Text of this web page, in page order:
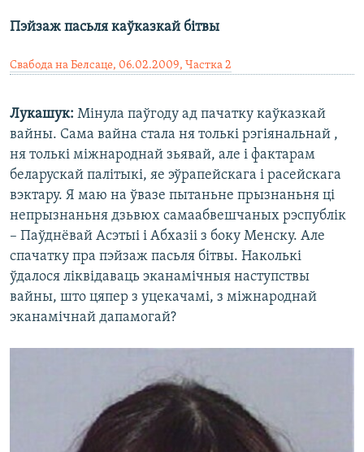
Пэйзаж пасьля каўказкай бітвы
Свабода на Белсаце, 06.02.2009, Частка 2
Лукашук: Мінула паўгоду ад пачатку каўказкай
вайны. Сама вайна стала ня толькі рэгіянальнай ,
ня толькі міжнароднай зьявай, але і фактарам
беларускай палітыкі, яе эўрапейскага і расейскага
вэктару. Я маю на ўвазе пытаньне прызнаньня ці
непрызнаньня дзьвюх самаабвешчаных рэспублік
– Паўднёвай Асэтыі і Абхазіі з боку Менску. Але
спачатку пра пэйзаж пасьля бітвы. Наколькі
ўдалося ліквідаваць эканамічныя наступствы
вайны, што цяпер з уцекачамі, з міжнароднай
эканамічнай дапамогай?